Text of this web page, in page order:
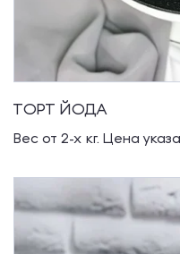
ТОРТ ЙОДА
Вес от 2-х кг. Цена